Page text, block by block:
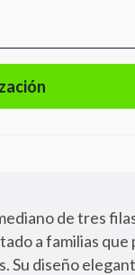
de tres
a familias
Su diseño